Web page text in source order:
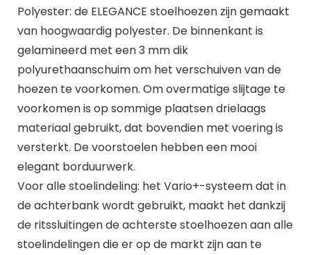
Polyester: de ELEGANCE stoelhoezen zijn gemaakt
van hoogwaardig polyester. De binnenkant is
gelamineerd met een 3 mm dik
polyurethaanschuim om het verschuiven van de
hoezen te voorkomen. Om overmatige slijtage te
voorkomen is op sommige plaatsen drielaags
materiaal gebruikt, dat bovendien met voering is
versterkt. De voorstoelen hebben een mooi
elegant borduurwerk.
Voor alle stoelindeling: het Vario+-systeem dat in
de achterbank wordt gebruikt, maakt het dankzij
de ritssluitingen de achterste stoelhoezen aan alle
stoelindelingen die er op de markt zijn aan te